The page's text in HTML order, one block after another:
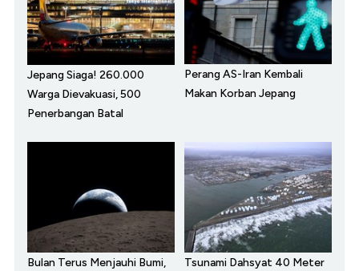
Jepang Siaga! 260.000
Warga Dievakuasi, 500
Penerbangan Batal
Perang AS-Iran Kembali
Makan Korban Jepang
Bulan Terus Menjauhi Bumi,
Tsunami Dahsyat 40 Meter